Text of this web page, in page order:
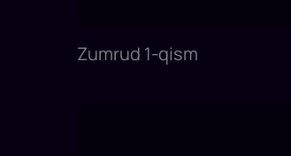
Zumrud 1-qism